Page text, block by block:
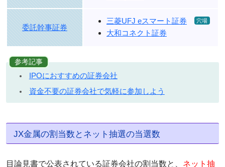
委託幹事証券
三菱UFJ eスマート証券
大和コネクト証券
参考記事
IPOにおすすめの証券会社
資金不要の証券会社で気軽に参加しよう
JX金属の割当数とネット抽選の当選数
目論見書で公表されている証券会社の割当数と、 ネット抽